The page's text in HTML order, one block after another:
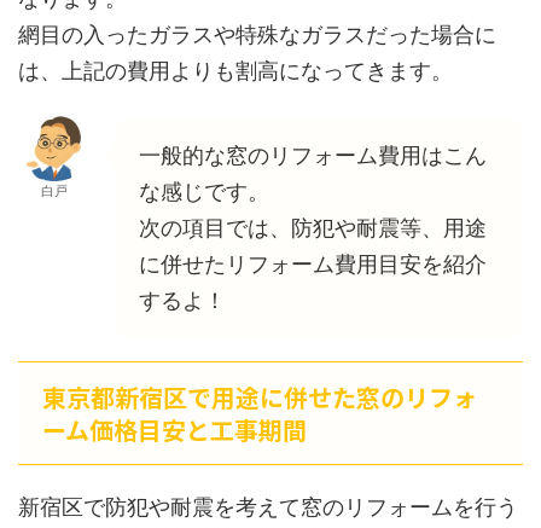
網目の入ったガラスや特殊なガラスだった場合に
は、上記の費用よりも割高になってきます。
白戸
一般的な窓のリフォーム費用はこん
な感じです。
次の項目では、防犯や耐震等、用途
に併せたリフォーム費用目安を紹介
するよ！
東京都新宿区で用途に併せた窓のリフォ
ーム価格目安と工事期間
新宿区で防犯や耐震を考えて窓のリフォームを行う